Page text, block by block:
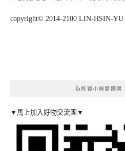
copyright© 2014-2100 LIN-HSIN-YU
👍熊寶小榆愛團購
▼馬上加入好物交流團▼